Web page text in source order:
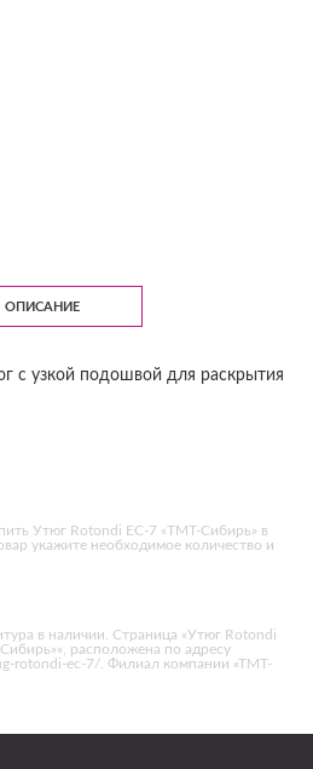
ОПИСАНИЕ
с узкой подошвой для раскрытия
Утюг Rotondi EC-7 «ТМТ-Сибирь» в
укажите необходимое количество и
в наличии. Страница «Утюг Rotondi
расположена по адресу
rotondi-ec-7/. Филиал компании «ТМТ-